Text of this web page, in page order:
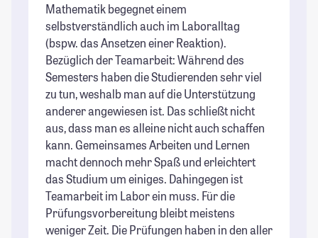
Mathematik begegnet einem
selbstverständlich auch im Laboralltag
(bspw. das Ansetzen einer Reaktion).
Bezüglich der Teamarbeit: Während des
Semesters haben die Studierenden sehr viel
zu tun, weshalb man auf die Unterstützung
anderer angewiesen ist. Das schließt nicht
aus, dass man es alleine nicht auch schaffen
kann. Gemeinsames Arbeiten und Lernen
macht dennoch mehr Spaß und erleichtert
das Studium um einiges. Dahingegen ist
Teamarbeit im Labor ein muss. Für die
Prüfungsvorbereitung bleibt meistens
weniger Zeit. Die Prüfungen haben in den aller